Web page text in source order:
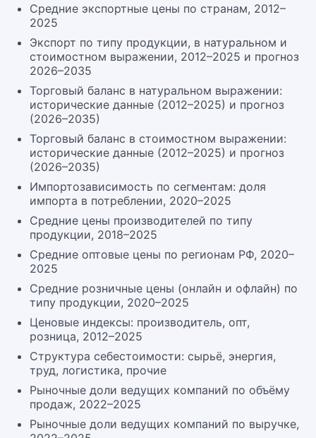
Средние экспортные цены по странам, 2012–
2025
Экспорт по типу продукции, в натуральном и
стоимостном выражении, 2012–2025 и прогноз
2026–2035
Торговый баланс в натуральном выражении:
исторические данные (2012–2025) и прогноз
(2026–2035)
Торговый баланс в стоимостном выражении:
исторические данные (2012–2025) и прогноз
(2026–2035)
Импортозависимость по сегментам: доля
импорта в потреблении, 2020–2025
Средние цены производителей по типу
продукции, 2018–2025
Средние оптовые цены по регионам РФ, 2020–
2025
Средние розничные цены (онлайн и офлайн) по
типу продукции, 2020–2025
Ценовые индексы: производитель, опт,
розница, 2012–2025
Структура себестоимости: сырьё, энергия,
труд, логистика, прочие
Рыночные доли ведущих компаний по объёму
продаж, 2022–2025
Рыночные доли ведущих компаний по выручке,